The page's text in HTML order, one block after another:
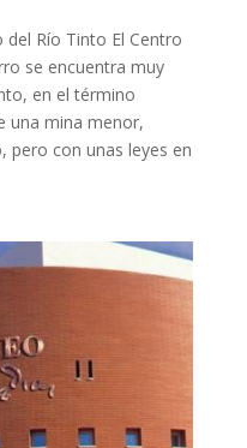
Río Tinto El Centro
se encuentra muy
en el término
una mina menor,
pero con unas leyes en